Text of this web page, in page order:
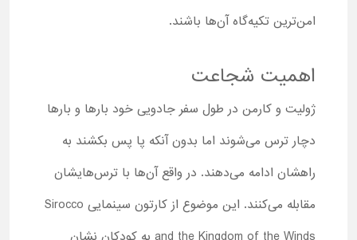
امن‌ترین تکیه‌گاه آن‌ها باشند.
اهمیت شجاعت
ژولیت و کارمن در طول سفر جادویی خود بارها و بارها
دچار ترس می‌شوند اما بدون آنکه پا پس بکشند به
راهشان ادامه می‌دهند. در واقع آن‌ها با ترس‌هایشان
مقابله می‌کنند. این موضوع از کارتون سینمایی Sirocco